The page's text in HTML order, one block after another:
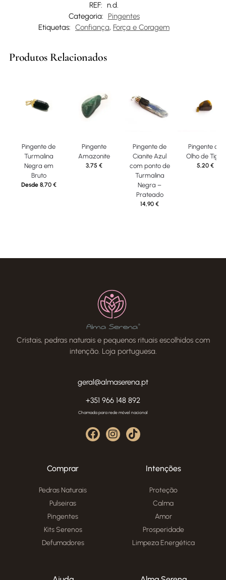
REF:
n.d.
Categoria:
Pingentes
Etiquetas: Confiança, Força e Coragem
Produtos Relacionados
Pingente de
Turmalina
Negra em
Bruto
Desde 8,70 €
Pingente
Amazonite
3,75€
Pingente de
Cianite Azul
com ponto de
Turmalina
Negra –
Prateado
14,90€
Pingente de
Olho de Tigre
5,20 €
Cristais, pedras naturais e pequenos rituais escolhidos com
intenção. Loja portuguesa.
geral@almaserena.pt
+351 966 148 892
Chamada para rede móvel nacional
Comprar
Pedras Naturais
Pulseiras
Pingentes
Kits Serenos
Defumadores
Intenções
Proteção
Calma
Amor
Prosperidade
Limpeza Energética